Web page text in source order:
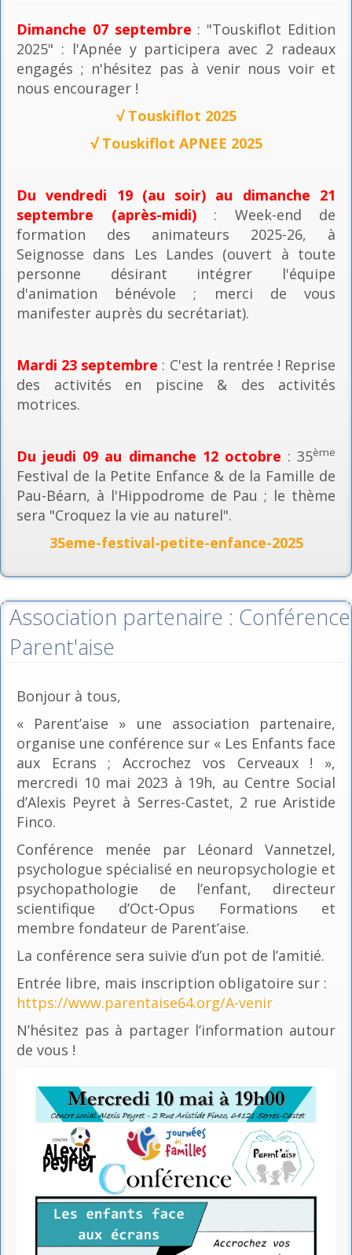
Dimanche 07 septembre : "Touskiflot Edition
2025" : l'Apnée y participera avec 2 radeaux
engagés ; n'hésitez pas à venir nous voir et
nous encourager !
√ Touskiflot 2025
√ Touskiflot APNEE 2025
Du vendredi 19 (au soir) au dimanche 21
septembre (après-midi): Week-end de
formation des animateurs 2025-26, à
Seignosse dans Les Landes (ouvert à toute
personne désirant intégrer l'équipe
d'animation bénévole ; merci de vous
manifester auprès du secrétariat).
Mardi 23 septembre : C'est la rentrée ! Reprise
des activités en piscine & des activités
motrices.
Du jeudi 09 au dimanche 12 octobre : 35ème
Festival de la Petite Enfance & de la Famille de
Pau-Béarn, à l'Hippodrome de Pau ; le thème
sera "Croquez la vie au naturel".
35eme-festival-petite-enfance-2025
Association partenaire : Conférence
Parent'aise
Bonjour à tous,
« Parent’aise » une association partenaire,
organise une conférence sur « Les Enfants face
aux Ecrans ; Accrochez vos Cerveaux ! »,
mercredi 10 mai 2023 à 19h, au Centre Social
d’Alexis Peyret à Serres-Castet, 2 rue Aristide
Finco.
Conférence menée par Léonard Vannetzel,
psychologue spécialisé en neuropsychologie et
psychopathologie de l’enfant, directeur
scientifique d’Oct-Opus Formations et
membre fondateur de Parent’aise.
La conférence sera suivie d’un pot de l’amitié.
Entrée libre, mais inscription obligatoire sur :
https://www.parentaise64.org/A-venir
N’hésitez pas à partager l’information autour
de vous !